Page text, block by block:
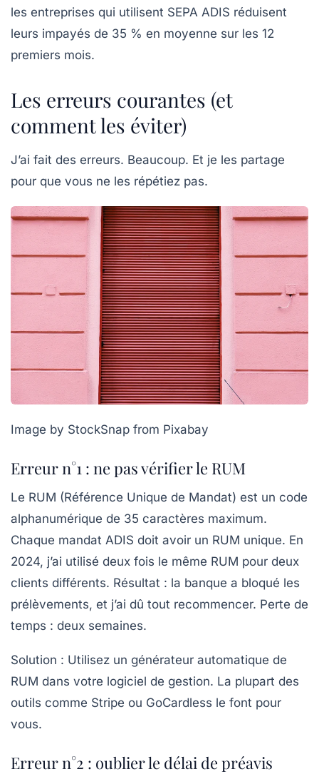
les entreprises qui utilisent SEPA ADIS réduisent
leurs impayés de 35 % en moyenne sur les 12
premiers mois.
Les erreurs courantes (et
comment les éviter)
J’ai fait des erreurs. Beaucoup. Et je les partage
pour que vous ne les répétiez pas.
Image by StockSnap from Pixabay
Erreur n°1 : ne pas vérifier le RUM
Le RUM (Référence Unique de Mandat) est un code
alphanumérique de 35 caractères maximum.
Chaque mandat ADIS doit avoir un RUM unique. En
2024, j’ai utilisé deux fois le même RUM pour deux
clients différents. Résultat : la banque a bloqué les
prélèvements, et j’ai dû tout recommencer. Perte de
temps : deux semaines.
Solution : Utilisez un générateur automatique de
RUM dans votre logiciel de gestion. La plupart des
outils comme Stripe ou GoCardless le font pour
vous.
Erreur n°2 : oublier le délai de préavis